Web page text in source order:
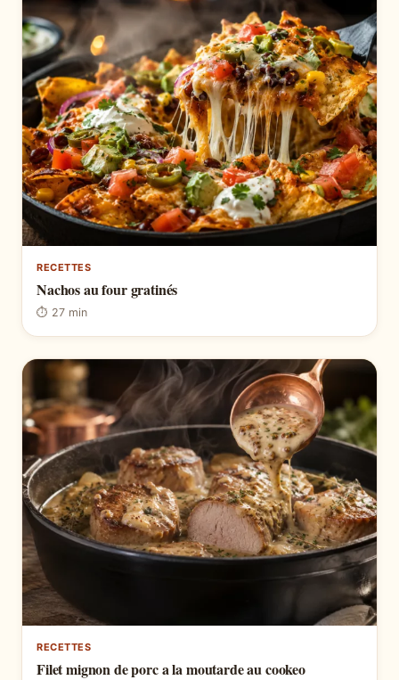
RECETTES
Nachos au four gratinés
⏱ 27 min
RECETTES
Filet mignon de porc a la moutarde au cookeo